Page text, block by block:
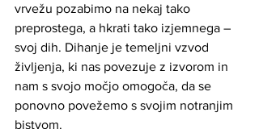
vrvežu pozabimo na nekaj tako
preprostega, a hkrati tako izjemnega –
svoj dih. Dihanje je temeljni vzvod
življenja, ki nas povezuje z izvorom in
nam s svojo močjo omogoča, da se
ponovno povežemo s svojim notranjim
bistvom.